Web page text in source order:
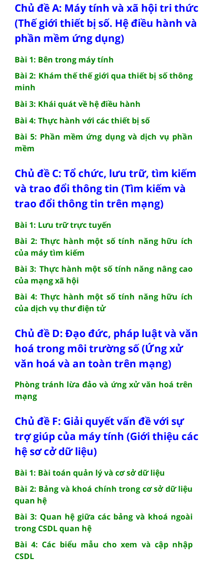
Chủ đề A: Máy tính và xã hội tri thức
(Thế giới thiết bị số. Hệ điều hành và
phần mềm ứng dụng)
Bài 1: Bên trong máy tính
Bài 2: Khám thế thế giới qua thiết bị số thông
minh
Bài 3: Khái quát về hệ điều hành
Bài 4: Thực hành với các thiết bị số
Bài 5: Phần mềm ứng dụng và dịch vụ phần
mềm
Chủ đề C: Tổ chức, lưu trữ, tìm kiếm
và trao đổi thông tin (Tìm kiếm và
trao đổi thông tin trên mạng)
Bài 1: Lưu trữ trực tuyến
Bài 2: Thực hành một số tính năng hữu ích
của máy tìm kiếm
Bài 3: Thực hành một số tính năng nâng cao
của mạng xã hội
Bài 4: Thực hành một số tính năng hữu ích
của dịch vụ thư điện tử
Chủ đề D: Đạo đức, pháp luật và văn
hoá trong môi trường số (Ứng xử
văn hoá và an toàn trên mạng)
Phòng tránh lừa đảo và ứng xử văn hoá trên
mạng
Chủ đề F: Giải quyết vấn đề với sự
trợ giúp của máy tính (Giới thiệu các
hệ sơ cở dữ liệu)
Bài 1: Bài toán quản lý và cơ sở dữ liệu
Bài 2: Bảng và khoá chính trong cơ sở dữ liệu
quan hệ
Bài 3: Quan hệ giữa các bảng và khoá ngoài
trong CSDL quan hệ
Bài 4: Các biểu mẫu cho xem và cập nhập
CSDL